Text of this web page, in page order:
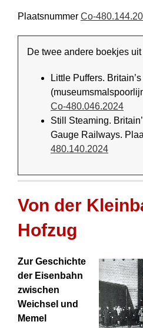
Plaatsnummer Co-
De twee andere boekjes
Little Puffers.
Co-480.046.2024
Still Steaming.
Gauge Railways.
480.140.2024
Von der
Hofzug
Zur Geschichte
der Eisenbahn
zwischen
Weichsel und
Memel